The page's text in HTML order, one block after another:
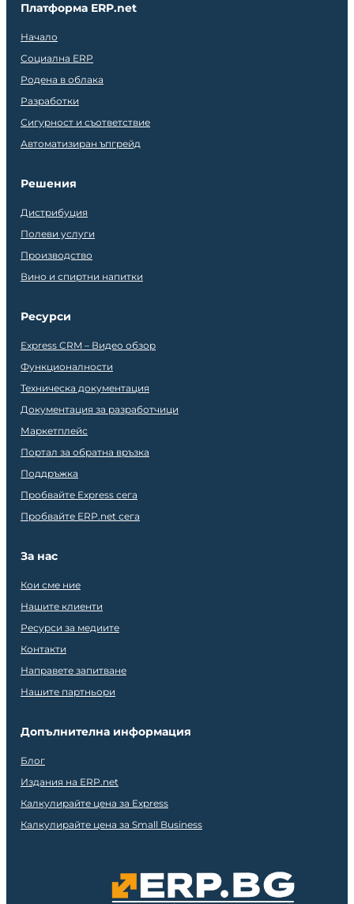
Платформа ERP.net
Начало
Социална ERP
Родена в облака
Разработки
Сигурност и съответствие
Автоматизиран ъпгрейд
Решения
Дистрибуция
Полеви услуги
Производство
Вино и спиртни напитки
Ресурси
Express CRM – Видео обзор
Функционалности
Техническа документация
Документация за разработчици
Маркетплейс
Портал за обратна връзка
Поддръжка
Пробвайте Express сега
Пробвайте ERP.net сега
За нас
Кои сме ние
Нашите клиенти
Ресурси за медиите
Контакти
Направете запитване
Нашите партньори
Допълнителна информация
Блог
Издания на ERP.net
Калкулирайте цена за Express
Калкулирайте цена за Small Business